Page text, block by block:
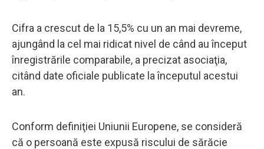
Cifra a crescut de la 15,5% cu un an mai devreme,
ajungând la cel mai ridicat nivel de când au început
înregistrările comparabile, a precizat asociaţia,
citând date oficiale publicate la începutul acestui
an.
Conform definiţiei Uniunii Europene, se consideră
că o persoană este expusă riscului de sărăcie